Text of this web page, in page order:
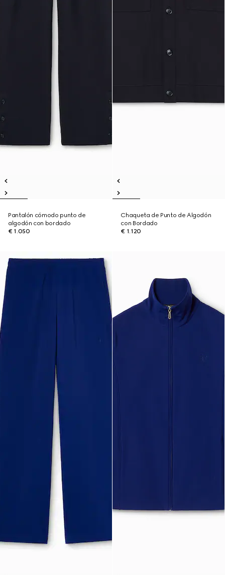
Pantalón cómodo punto de
algodón con bordado
€ 1.050
Chaqueta de Punto de Algodón
con Bordado
€ 1.120